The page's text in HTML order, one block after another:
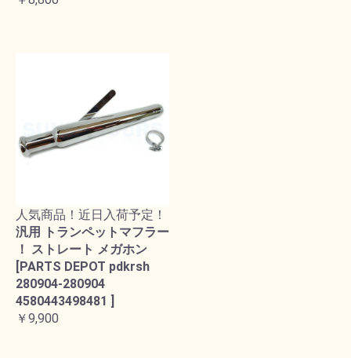
人気商品！近日入荷予定！
汎用 トランペットマフラー
！ ストレート メガホン
[PARTS DEPOT pdkrsh
280904-280904
4580443498481 ]
￥9,900